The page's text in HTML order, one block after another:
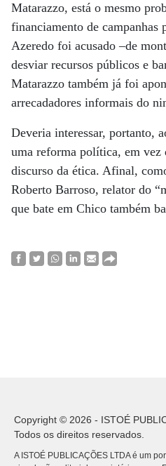
Matarazzo, está o mesmo
financiamento de
Azeredo foi acusado –de
desviar recursos públicos e
Matarazzo também já foi
arrecadadores informais do
Deveria interessar, portanto,
uma reforma política, em vez
discurso da ética. Afinal,
Roberto Barroso, relator do
que bate em Chico também
Copyright © 2026 - ISTOÉ
Todos os direitos reservados.
A ISTOÉ PUBLICAÇÕES LTDA é um